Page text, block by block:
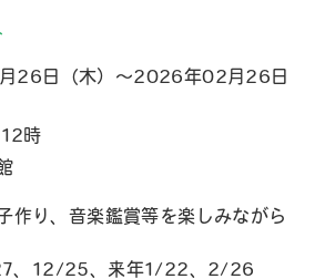
26日（木）～2026年02月26日
時
作り、音楽鑑賞等を楽しみながら
、来年1/22、2/26